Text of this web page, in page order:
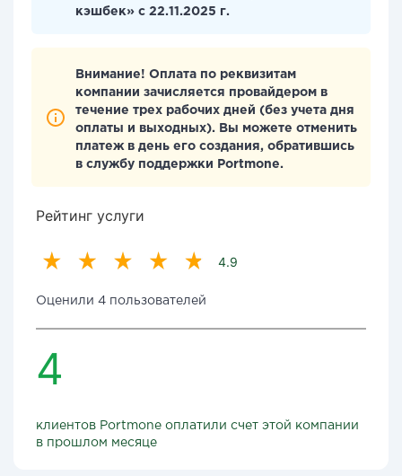
кэшбек» с 22.11.2025 г.
Внимание! Оплата по реквизитам
компании зачисляется провайдером в
течение трех рабочих дней (без учета дня
оплаты и выходных). Вы можете отменить
платеж в день его создания, обратившись
в службу поддержки Portmone.
Рейтинг услуги
4.9
Оценили 4 пользователей
4
клиентов Portmone оплатили счет этой компании
в прошлом месяце